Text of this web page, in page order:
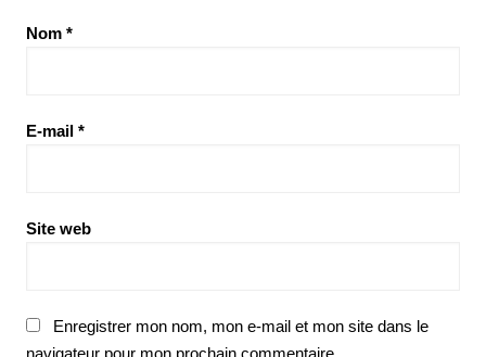
Nom *
E-mail *
Site web
Enregistrer mon nom, mon e-mail et mon site dans le
navigateur pour mon prochain commentaire.